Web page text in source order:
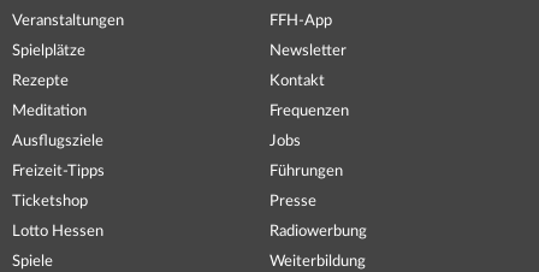
Veranstaltungen
Spielplätze
Rezepte
Meditation
Ausflugsziele
Freizeit-Tipps
Ticketshop
Lotto Hessen
Spiele
FFH-App
Newsletter
Kontakt
Frequenzen
Jobs
Führungen
Presse
Radiowerbung
Weiterbildung